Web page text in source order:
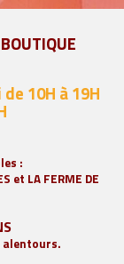
10H à 19H
:
et LA FERME DE
alentours.